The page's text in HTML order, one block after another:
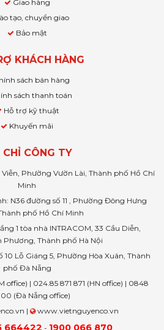
Giao hàng
tạo, chuyển giao
Bảo mật
KHÁCH HÀNG
sách bán hàng
sách thanh toán
Hỗ trợ kỹ thuật
Khuyến mãi
CÔNG TY
Viễn, Phường Vườn Lài, Thành phố Hồ Chí
Minh
N36 đường số 11 , Phường Đông Hưng
phố Hồ Chí Minh
1 tòa nhà INTRACOM, 33 Cầu Diễn,
Phương, Thành phố Hà Nội
Lỗ Giáng 5, Phường Hòa Xuân, Thành
phố Đà Nẵng
office) | 024.85 871 871 (HN office) | 0848
(Đà Nẵng office)
|
www.vietnguyenco.vn
664422 - 1900 066 870